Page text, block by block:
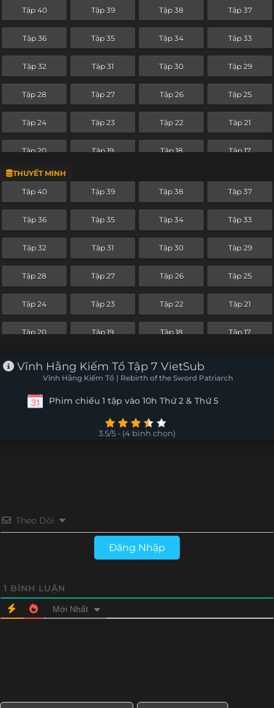
Tập 40 Tập 39 Tập 38 Tập 37
Tập 36 Tập 35 Tập 34 Tập 33
Tập 32 Tập 31 Tập 30 Tập 29
Tập 28 Tập 27 Tập 26 Tập 25
Tập 24 Tập 23 Tập 22 Tập 21
Tập 20 Tập 19 Tập 18 Tập 17
Tập 16
THUYẾT MINH
Tập 40 Tập 39 Tập 38 Tập 37
Tập 36 Tập 35 Tập 34 Tập 33
Tập 32 Tập 31 Tập 30 Tập 29
Tập 28 Tập 27 Tập 26 Tập 25
Tập 24 Tập 23 Tập 22 Tập 21
Tập 20 Tập 19 Tập 18 Tập 17
Tập 16 Tập 15 Tập 14
Tập 7 Tập 6
Vĩnh Hằng Kiếm Tổ Tập 7 VietSub
Vĩnh Hằng Kiếm Tổ | Rebirth of the Sword Patriarch
Phim chiếu 1 tập vào 10h Thứ 2 & Thứ 5
3.5/5 - (4 bình chọn)
Theo Dõi
Đăng Nhập
1 BÌNH LUẬN
Mới Nhất